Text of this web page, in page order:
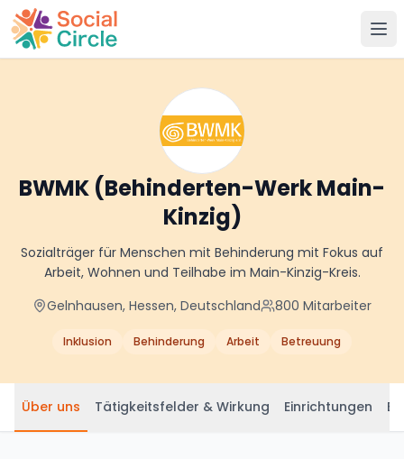
Social Circle
BWMK (Behinderten-Werk Main-
Kinzig)
Sozialträger für Menschen mit Behinderung mit Fokus auf
Arbeit, Wohnen und Teilhabe im Main-Kinzig-Kreis.
Gelnhausen, Hessen, Deutschland
800 Mitarbeiter
Inklusion Behinderung Arbeit Betreuung
Über uns Tätigkeitsfelder & Wirkung Einrichtungen